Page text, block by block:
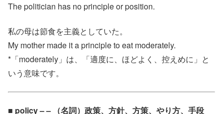
The politician has no principle or position.
私の母は節食を主義としていた。
My mother made it a principle to eat moderately.
*「moderately」は、「適度に、ほどよく、控えめに」と
いう意味です。
■ policy – – （名詞）政策、方針、方策、やり方、手段